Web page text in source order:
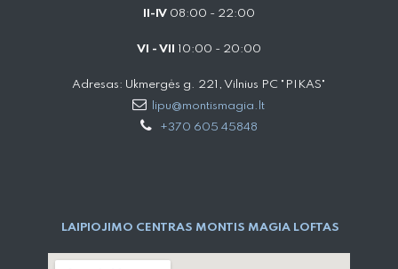
II-IV 08:00 - 22:00
VI - VII 10:00 - 20:00
Adresas: Ukmergės g. 221, Vilnius PC "PIKAS"
lipu@montismagia.lt
+370 605 45848
LAIPIOJIMO CENTRAS MONTIS MAGIA LOFTAS